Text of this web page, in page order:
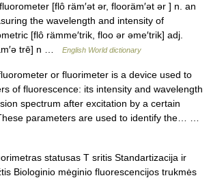
[flô räm′ət ər, flooräm′ət ər ] n. an
the wavelength and intensity of
[flô rämme′trik, floo ər əme′trik] adj.
trē] n …
English World dictionary
or fluorimeter is a device used to
of fluorescence: its intensity and wavelength
spectrum after excitation by a certain
parameters are used to identify the… …
statusas T sritis Standartizacija ir
Biologinio mėginio fluorescencijos trukmės